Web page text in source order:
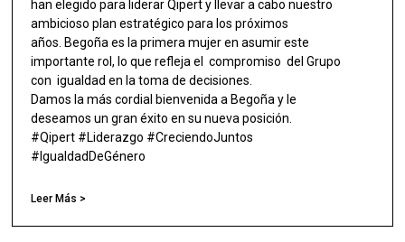
han elegido para liderar Qipert y llevar a cabo nuestro
ambicioso plan estratégico para los próximos
años. Begoña es la primera mujer en asumir este
importante rol, lo que refleja el compromiso del Grupo
con igualdad en la toma de decisiones.
Damos la más cordial bienvenida a Begoña y le
deseamos un gran éxito en su nueva posición.
#Qipert #Liderazgo #CreciendoJuntos
#IgualdadDeGénero
Leer Más >